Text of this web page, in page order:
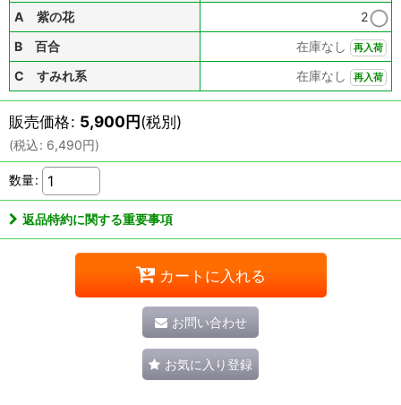
A 紫の花
2
B 百合
在庫なし 再入荷
C すみれ系 在庫なし 再入荷
販売価格: 5,900円(税別)
(税込: 6,490円)
数量:
返品特約に関する重要事項
カートに入れる
お問い合わせ
お気に入り登録